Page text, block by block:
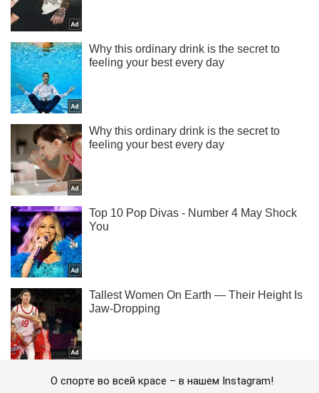
О спорте во всей красе – в нашем Instagram!